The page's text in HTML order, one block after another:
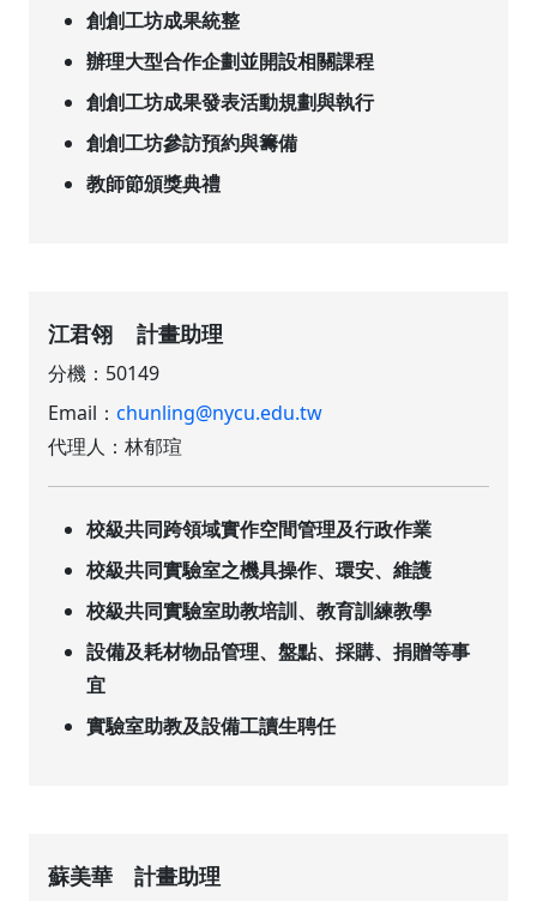
創創工坊成果統整
辦理大型合作企劃並開設相關課程
創創工坊成果發表活動規劃與執行
創創工坊參訪預約與籌備
教師節頒獎典禮
江君翎 計畫助理
分機：50149
Email：chunling@nycu.edu.tw
代理人：林郁瑄
校級共同跨領域實作空間管理及行政作業
校級共同實驗室之機具操作、環安、維護
校級共同實驗室助教培訓、教育訓練教學
設備及耗材物品管理、盤點、採購、捐贈等事
宜
實驗室助教及設備工讀生聘任
蘇美華 計畫助理